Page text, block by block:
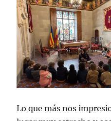
Lo que más nos